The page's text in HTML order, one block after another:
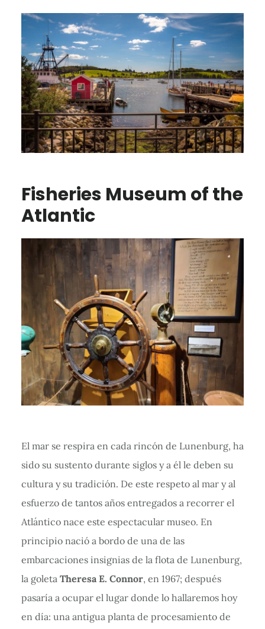
Fisheries Museum of the
Atlantic
El mar se respira en cada rincón de Lunenburg, ha
sido su sustento durante siglos y a él le deben su
cultura y su tradición. De este respeto al mar y al
esfuerzo de tantos años entregados a recorrer el
Atlántico nace este espectacular museo. En
principio nació a bordo de una de las
embarcaciones insignias de la flota de Lunenburg,
la goleta Theresa E. Connor, en 1967; después
pasaría a ocupar el lugar donde lo hallaremos hoy
en día: una antigua planta de procesamiento de